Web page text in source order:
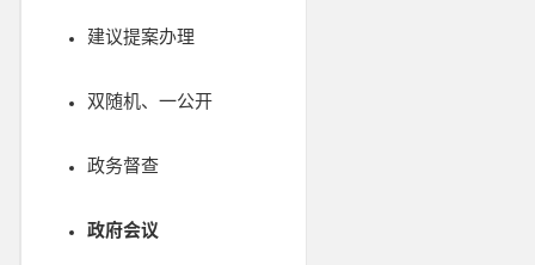
建议提案办理
双随机、一公开
政务督查
政府会议